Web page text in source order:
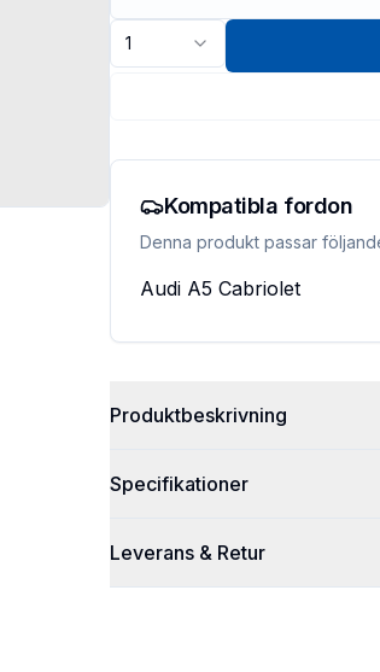
1
Kompatibla fordon
Denna produkt passar
Audi A5 Cabriolet
Produktbeskrivning
Specifikationer
Leverans & Retur